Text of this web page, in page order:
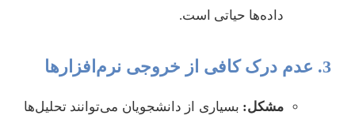
داده‌ها حیاتی است.
3. عدم درک کافی از خروجی نرم‌افزارها
مشکل: بسیاری از دانشجویان می‌توانند تحلیل‌ها